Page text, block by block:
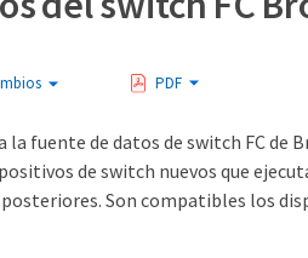
PDF
fuente de datos de switch FC de
de switch nuevos que
Son compatibles los